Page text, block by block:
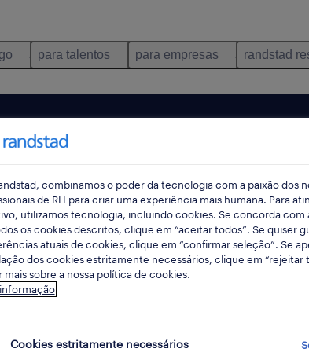
para talentos para empresas randstad
resultados para a sua pesquisa.
combinamos o poder da tecnologia com a paixão dos
de RH para criar uma experiência mais humana. Para
utilizamos tecnologia, incluindo cookies. Se concorda com
os cookies descritos, clique em “aceitar todos”. Se quiser
atuais de cookies, clique em “confirmar seleção”. Se
dos cookies estritamente necessários, clique em “rejeitar
mais sobre a nossa política de cookies.
Cookies estritamente necessários